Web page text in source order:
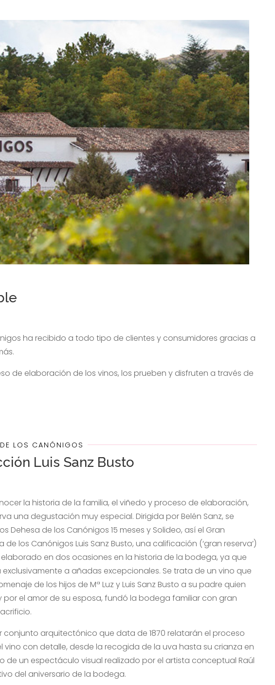
ha recibido a todo tipo de clientes y consumidores gracias a
de elaboración de los vinos, los prueben y disfruten a través de
LOS CANÓNIGOS
Luis Sanz Busto
la historia de la familia, el viñedo y proceso de elaboración,
una degustación muy especial. Dirigida por Belén Sanz, se
Dehesa de los Canónigos 15 meses y Solideo, así el Gran
de los Canónigos Luis Sanz Busto, una calificación (‘gran reserva’)
en dos ocasiones en la historia de la bodega, ya que
a añadas excepcionales. Se trata de un vino que
de los hijos de Mª Luz y Luis Sanz Busto a su padre quien
por el amor de su esposa, fundó la bodega familiar con gran
conjunto arquitectónico que data de 1870 relatarán el proceso
vino con detalle, desde la recogida de la uva hasta su crianza en
de un espectáculo visual realizado por el artista conceptual Raúl
del aniversario de la bodega.